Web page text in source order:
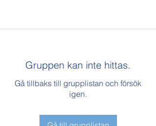
Gruppen kan inte hittas.
Gå tillbaks till grupplistan och försök
igen.